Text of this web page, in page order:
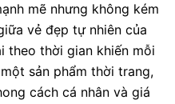
mẽ nhưng không kém
vẻ đẹp tự nhiên của
theo thời gian khiến mỗi
sản phẩm thời trang,
cách cá nhân và giá